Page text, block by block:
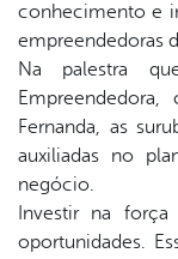
conhecimento e
empreendedoras
Na palestra
Fernanda, as
auxiliadas no
negócio.
Investir na
oportunidades.